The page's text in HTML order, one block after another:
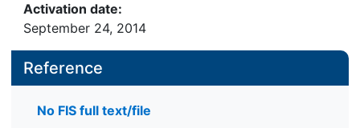
Activation date:
September 24, 2014
Reference
No FIS full text/file